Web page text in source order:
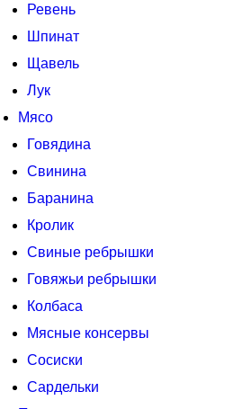
Ревень
Шпинат
Щавель
Лук
Мясо
Говядина
Свинина
Баранина
Кролик
Свиные ребрышки
Говяжьи ребрышки
Колбаса
Мясные консервы
Сосиски
Сардельки